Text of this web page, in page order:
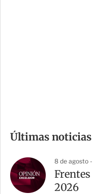
p
a
r
t
Últimas noticias
8 de agosto
2026